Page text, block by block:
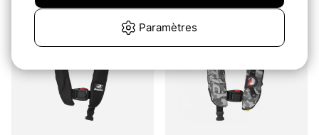
Épuisé Épuisé
Paramètres